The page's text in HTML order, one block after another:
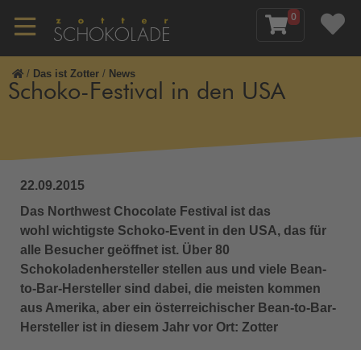
0
/ Das ist Zotter / News
Schoko-Festival in den USA
22.09.2015
Das Northwest Chocolate Festival ist das
wohl wichtigste Schoko-Event in den USA, das für
alle Besucher geöffnet ist. Über 80
Schokoladenhersteller stellen aus und viele Bean-
to-Bar-Hersteller sind dabei, die meisten kommen
aus Amerika, aber ein österreichischer Bean-to-Bar-
Hersteller ist in diesem Jahr vor Ort: Zotter